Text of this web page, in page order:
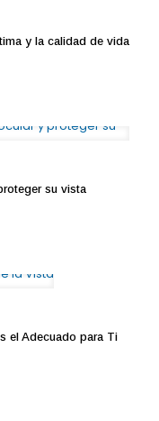
y la calidad de vida
su vista
el Adecuado para Ti